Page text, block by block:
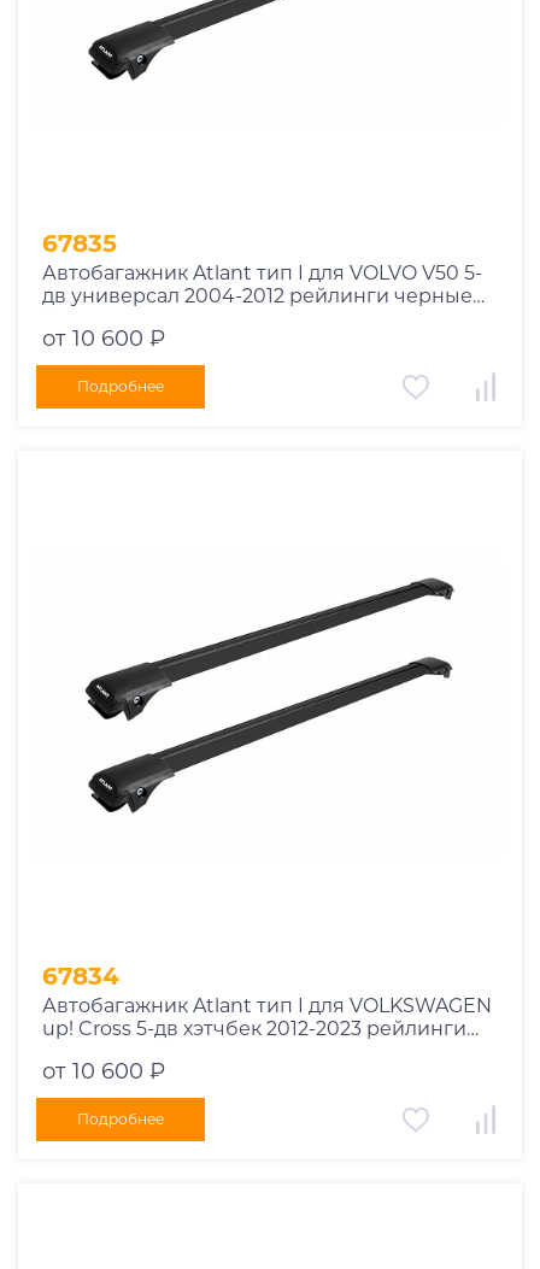
67835
Автобагажник Atlant тип I для VOLVO V50 5-
дв универсал 2004-2012 рейлинги черные
от 10 600 ₽
Подробнее
67834
Автобагажник Atlant тип I для VOLKSWAGEN
up! Cross 5-дв хэтчбек 2012-2023 рейлинги
от 10 600 ₽
Подробнее